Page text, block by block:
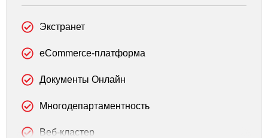
Экстранет
eCommerce-платформа
Документы Онлайн
Многодепартаментность
Веб-кластер